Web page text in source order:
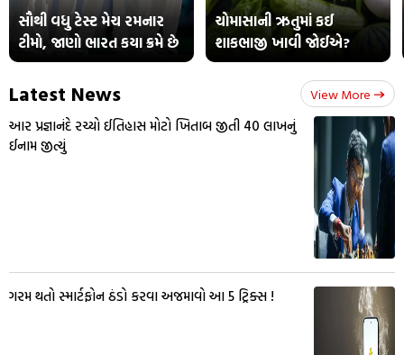
સૌથી વધુ ટેસ્ટ મેચ રમનાર
ટીમો, જાણો ભારત કયા ક્રમે છે
ચોમાસાની ઋતુમાં કઈ
શાકભાજી ખાવી જોઈએ?
Latest News View More
આર પ્રજ્ઞાનંદે રચ્યો ઈતિહાસ મોટો ખિતાબ જીતી 40 લાખનું
ઈનામ જીત્યું
ગરમ થતો સ્માર્ટફોન ઠંડો કરવા અજમાવો આ 5 ટ્રિક્સ !